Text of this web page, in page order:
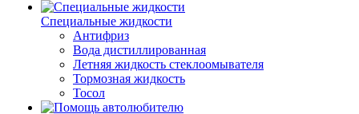
Специальные жидкости
Антифриз
Вода дистиллированная
Летняя жидкость стеклоомывателя
Тормозная жидкость
Тосол